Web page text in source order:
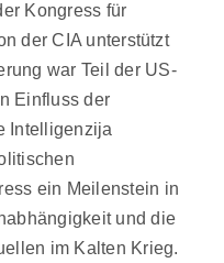
Kongress für
der CIA unterstützt
war Teil der US-
Einfluss der
Intelligenzija
ein Meilenstein in
und die
im Kalten Krieg.